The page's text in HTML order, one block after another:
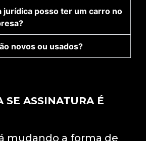
jurídica posso ter um carro no
novos ou usados?
SE ASSINATURA É
mudando a forma de